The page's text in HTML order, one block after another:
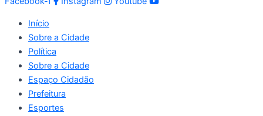
Início
Sobre a Cidade
Política
Sobre a Cidade
Espaço Cidadão
Prefeitura
Esportes